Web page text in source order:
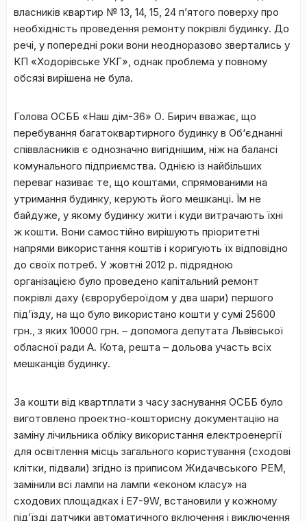
власників квартир № 13, 14, 15, 24 п’ятого поверху про
необхідність проведення ремонту покрівлі будинку. До
речі, у попередні роки вони неодноразово звертались у
КП «Ходорівське УКГ», однак проблема у повному
обсязі вирішена не була.
Голова ОСББ «Наш дім-36» О. Бирич вважає, що
перебування багатоквартирного будинку в Об‘єднанні
співвласників є однозначно вигіднішим, ніж на балансі
комунального підприємства. Однією із найбільших
переваг називає те, що коштами, спрямованими на
утримання будинку, керують його мешканці. Їм не
байдуже, у якому будинку жити і куди витрачають їхні
ж кошти. Вони самостійно вирішують пріоритетні
напрями використання коштів і коригують їх відповідно
до своїх потреб. У жовтні 2012 р. підрядною
організацією було проведено капітальний ремонт
покрівлі даху (єврорубероїдом у два шари) першого
під’їзду, на що було використано кошти у сумі 25600
грн., з яких 10000 грн. – допомога депутата Львівської
обласної ради А. Кота, решта – дольова участь всіх
мешканців будинку.
За кошти від квартплати з часу заснування ОСББ було
виготовлено проектно-кошторисну документацію на
заміну лічильника обліку використання електроенергії
для освітлення місць загального користування (сходові
клітки, підвали) згідно із приписом Жидачвського РЕМ,
замінили всі лампи на лампи «економ класу» на
сходових площадках і Е7-9W, встановили у кожному
під’їзді датчики автоматичного включення і виключення